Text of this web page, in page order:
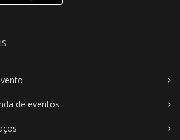
de eventos